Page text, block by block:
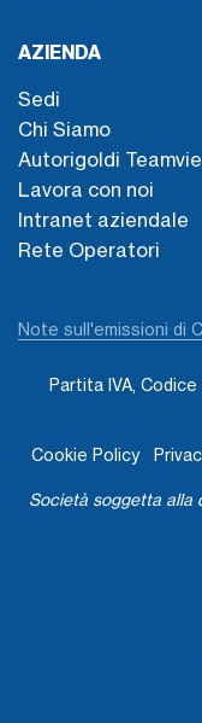
AZIENDA
Sedi
Chi Siamo
Autorigoldi
Lavora con noi
Intranet aziendale
Rete Operatori
Note sull'emissioni di
Partita IVA,
Cookie Policy
Società soggetta alla